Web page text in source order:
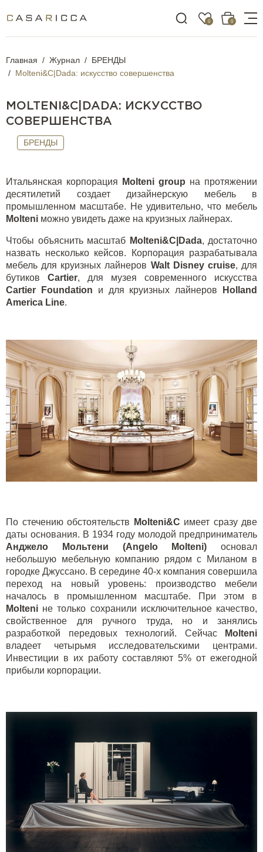
0 0
Главная Журнал
БРЕНДЫ
Molteni&C|Dada: искусство совершенства
MOLTENI&C|DADA: ИСКУССТВО
СОВЕРШЕНСТВА
БРЕНДЫ
Итальянская корпорация Molteni group на протяжении
десятилетий создает дизайнерскую мебель в
промышленном масштабе. Не удивительно, что мебель
Molteni можно увидеть даже на круизных лайнерах.
Чтобы объяснить масштаб Molteni&C|Dada, достаточно
назвать несколько кейсов. Корпорация разрабатывала
мебель для круизных лайнеров Walt Disney cruise, для
бутиков Cartier, для музея современного искусства
Cartier Foundation и для круизных лайнеров
Holland
America Line.
По стечению обстоятельств Molteni&C имеет сразу две
даты основания. В 1934 году молодой предприниматель
Анджело Мольтени (Angelo Molteni) основал
небольшую мебельную компанию рядом с Миланом в
городке Джуссано. В середине 40-х компания совершила
переход на новый уровень: производство мебели
началось в промышленном масштабе. При этом в
Molteni не только сохранили исключительное качество,
свойственное для ручного труда, но и занялись
разработкой передовых технологий. Сейчас
Molteni
владеет четырьмя исследовательскими центрами.
Инвестиции в их работу составляют 5% от ежегодной
прибыли корпорации.